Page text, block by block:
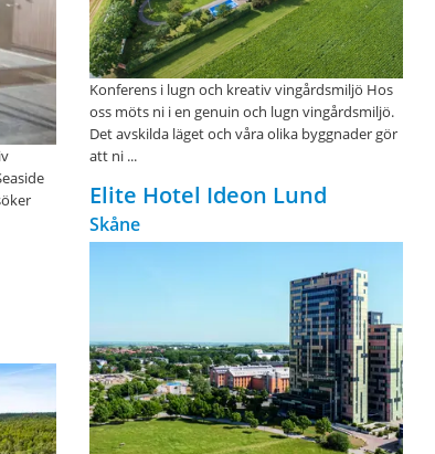
Konferens i lugn och kreativ vingårdsmiljö Hos
oss möts ni i en genuin och lugn vingårdsmiljö.
Det avskilda läget och våra olika byggnader gör
att ni ...
Elite Hotel Ideon Lund
Skåne